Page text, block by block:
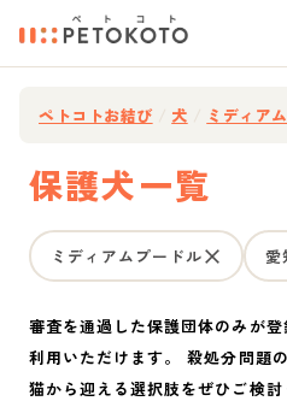
ペトコトお結び 犬 ミディア
保護犬一覧
ミディアムプードル 愛
審査を通過した保護団体のみが
利用いただけます。 殺処分問題
猫から迎える選択肢をぜひご検討